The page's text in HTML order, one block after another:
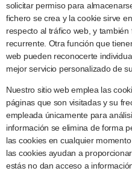
solicitar permiso para
fichero se crea y la cookie sirve
respecto al tráfico web, y
recurrente. Otra función que
web pueden reconocerte
mejor servicio personalizado de
Nuestro sitio web emplea las
páginas que son visitadas y su
empleada únicamente para
información se elimina de forma
las cookies en cualquier
las cookies ayudan a
estás no dan acceso a